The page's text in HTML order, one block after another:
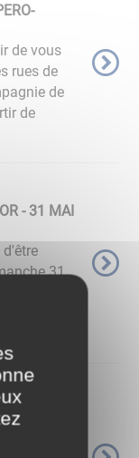
de vous
rues de
de
de
- 31 MAI
31
étape qui
célébrée